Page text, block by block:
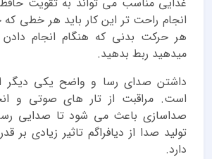
انجام راحت تر این کار باید هر خطی که
هر حرکت بدنی که هنگام انجام
میدهید ربط بدهید.
داشتن صدای رسا و واضح یکی دیگر
است. مراقبت از تار های صوتی و
صداسازی باعث می شود تا صدایی
تولید صدا از دیافراگم تاثیر زیادی
دارد.